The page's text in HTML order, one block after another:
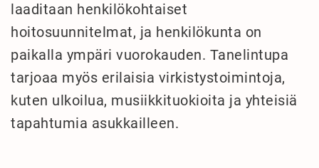
laaditaan henkilökohtaiset
hoitosuunnitelmat, ja henkilökunta on
paikalla ympäri vuorokauden. Tanelintupa
tarjoaa myös erilaisia virkistystoimintoja,
kuten ulkoilua, musiikkituokioita ja yhteisiä
tapahtumia asukkailleen.